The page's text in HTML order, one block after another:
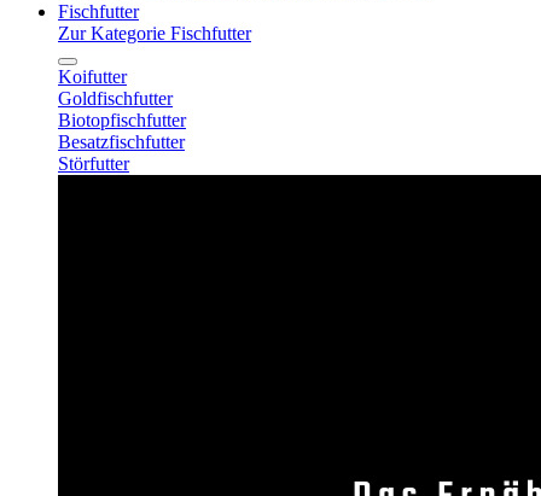
Fischfutter
Zur Kategorie Fischfutter
Koifutter
Goldfischfutter
Biotopfischfutter
Besatzfischfutter
Störfutter